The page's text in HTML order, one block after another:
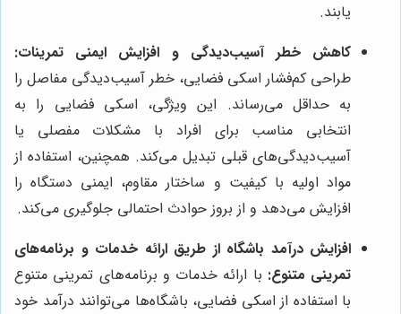
یابند.
کاهش خطر آسیب‌دیدگی و افزایش ایمنی تمرینات:
طراحی کم‌فشار اسکی فضایی، خطر آسیب‌دیدگی مفاصل را
به حداقل می‌رساند. این ویژگی، اسکی فضایی را به
انتخابی مناسب برای افراد با مشکلات مفصلی یا
آسیب‌دیدگی‌های قبلی تبدیل می‌کند. همچنین، استفاده از
مواد اولیه با کیفیت و ساختار مقاوم، ایمنی دستگاه را
افزایش می‌دهد و از بروز حوادث احتمالی جلوگیری می‌کند.
افزایش درآمد باشگاه از طریق ارائه خدمات و برنامه‌های
تمرینی متنوع: با ارائه خدمات و برنامه‌های تمرینی متنوع
با استفاده از اسکی فضایی، باشگاه‌ها می‌توانند درآمد خود